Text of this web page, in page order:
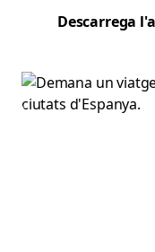
Descarrega